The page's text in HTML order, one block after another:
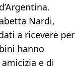
Nardi,
a ricevere per
hanno
e di